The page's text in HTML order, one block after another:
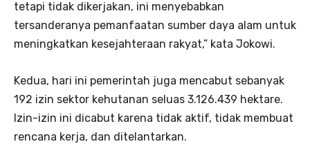
tetapi tidak dikerjakan, ini menyebabkan
tersanderanya pemanfaatan sumber daya alam untuk
meningkatkan kesejahteraan rakyat,” kata Jokowi.
Kedua, hari ini pemerintah juga mencabut sebanyak
192 izin sektor kehutanan seluas 3.126.439 hektare.
Izin-izin ini dicabut karena tidak aktif, tidak membuat
rencana kerja, dan ditelantarkan.